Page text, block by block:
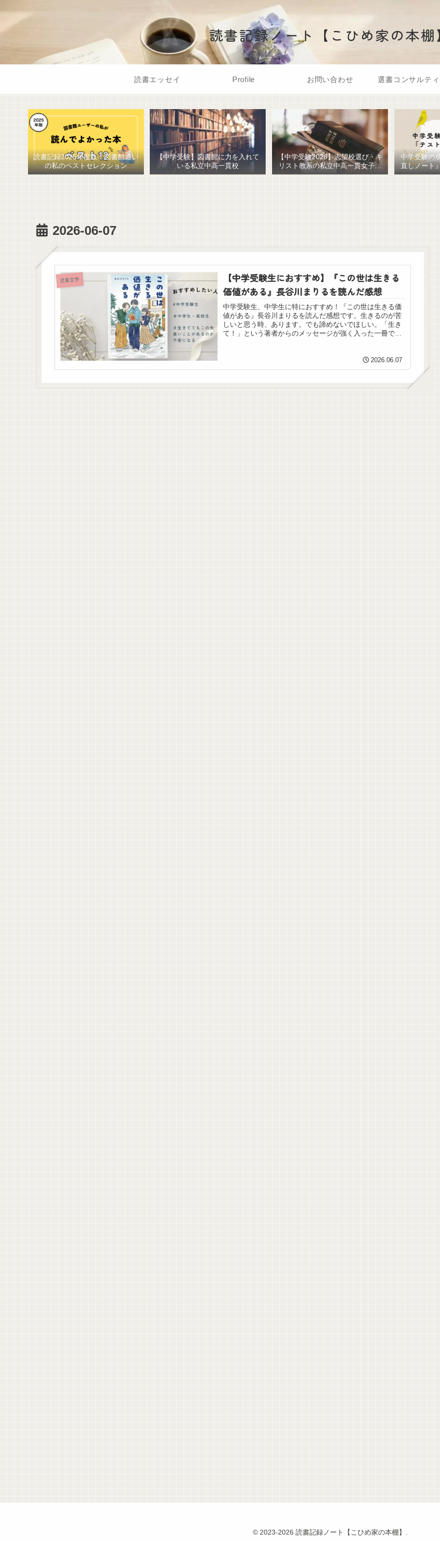
読書記録ノート【こひめ家の本棚
読書エッセイ Profile お問い合わせ 選書コンサルテ
読書記録2025年度版！図書館通い
の私のベストセレクション
【中学受験】図書館に力を入れて
いる私立中高一貫校
【中学受験2026】志望校選び・キ
リスト教系の私立中高一貫女子校
を調べてみました
中学受験の
直しノート
ための最強
2026-06-07
児童文学
【中学受験生におすすめ】『この世は生きる
価値がある』長谷川まりるを読んだ感想
中学受験生、中学生に特におすすめ！『この世は生きる価
値がある』長谷川まりるを読んだ感想です。生きるのが苦
しいと思う時、あります。でも諦めないでほしい。「生き
て！」という著者からのメッセージが強く入った一冊で
2026.06.07
© 2023-2026 読書記録ノート【こひめ家の本棚】.